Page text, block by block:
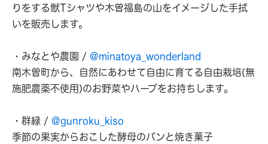
りをする獣Tシャツや木曽福島の山をイメージした手拭
いを販売します。
・みなとや農園 / @minatoya_wonderland
南木曽町から、自然にあわせて自由に育てる自由栽培(無
施肥農薬不使用)のお野菜やハーブをお持ちします。
・群緑 / @gunroku_kiso
季節の果実からおこした酵母のパンと焼き菓子